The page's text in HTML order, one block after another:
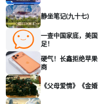
静坐笔记(九十七)
一查中国家底，美
足！
硬气！长鑫拒绝苹
商
《父母爱情》《金